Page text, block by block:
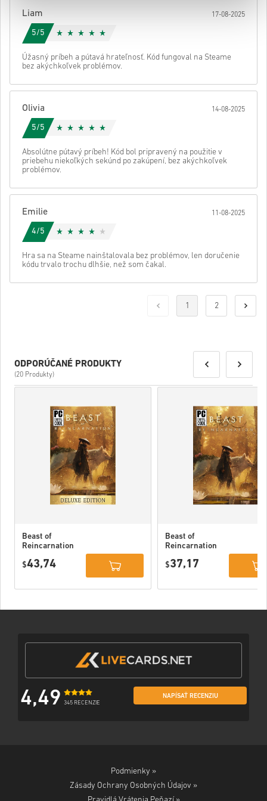
Liam 17-08-2025
5/5
Úžasný príbeh a pútavá hrateľnosť. Kód fungoval na Steame
bez akýchkoľvek problémov.
Olivia 14-08-2025
5/5
Absolútne pútavý príbeh! Kód bol pripravený na použitie v
priebehu niekoľkých sekúnd po zakúpení, bez akýchkoľvek
problémov.
Emilie 11-08-2025
4/5
Hra sa na Steame nainštalovala bez problémov, len doručenie
kódu trvalo trochu dlhšie, než som čakal.
1 2
ODPORÚČANÉ PRODUKTY
(20 Produkty)
Beast of
Reincarnation
PC (STEAM)
$43,74
Beast of
Reincarnation
$37,17
4,49 345 RECENZIE
NAPÍSAŤ RECENZIU
Podmienky »
Zásady Ochrany Osobných Údajov »